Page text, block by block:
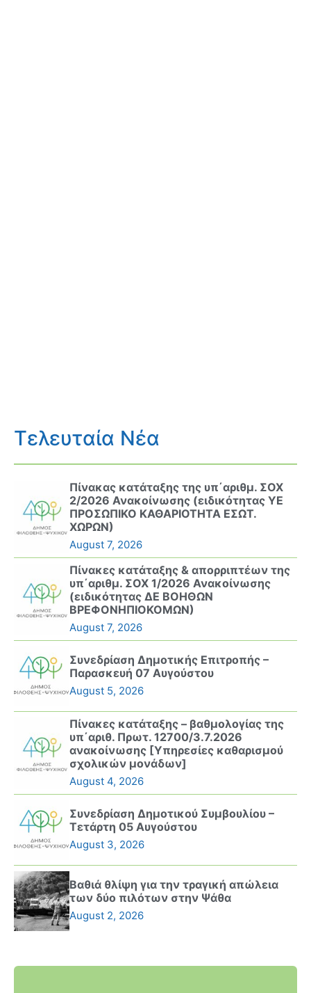
Τελευταία Νέα
Πίνακας κατάταξης της υπ΄αριθμ. ΣΟΧ
2/2026 Ανακοίνωσης (ειδικότητας ΥΕ
ΠΡΟΣΩΠΙΚΟ ΚΑΘΑΡΙΟΤΗΤΑ ΕΣΩΤ.
ΧΩΡΩΝ)
August 7, 2026
Πίνακες κατάταξης & απορριπτέων της
υπ΄αριθμ. ΣΟΧ 1/2026 Ανακοίνωσης
(ειδικότητας ΔΕ ΒΟΗΘΩΝ
ΒΡΕΦΟΝΗΠΙΟΚΟΜΩΝ)
August 7, 2026
Συνεδρίαση Δημοτικής Επιτροπής –
Παρασκευή 07 Αυγούστου
August 5, 2026
Πίνακες κατάταξης – βαθμολογίας της
υπ΄αριθ. Πρωτ. 12700/3.7.2026
ανακοίνωσης [Υπηρεσίες καθαρισμού
σχολικών μονάδων]
August 4, 2026
Συνεδρίαση Δημοτικού Συμβουλίου –
Τετάρτη 05 Αυγούστου
August 3, 2026
Βαθιά θλίψη για την τραγική απώλεια
των δύο πιλότων στην Ψάθα
August 2, 2026